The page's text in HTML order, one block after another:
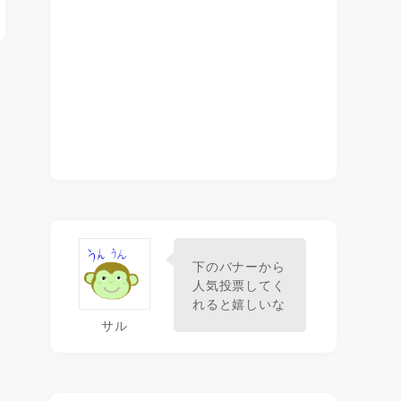
サル
下のバナーから
人気投票してく
れると嬉しいな